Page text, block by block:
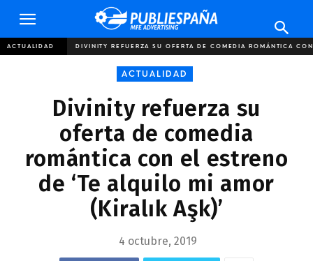
Publiespaña
ACTUALIDAD DIVINITY REFUERZA SU OFERTA DE COMEDIA ROMÁNTICA
ACTUALIDAD
Divinity refuerza su
oferta de comedia
romántica con el estreno
de ‘Te alquilo mi amor
(Kiralık Aşk)’
4 octubre, 2019